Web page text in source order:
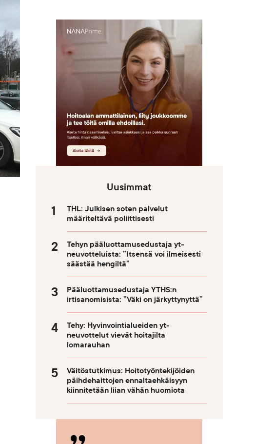
Uusimmat
THL: Julkisen soten palvelut
määriteltävä poliittisesti
Tehyn pääluottamusedustaja yt-
neuvotteluista: ”Itsensä voi ilmeisesti
säästää hengiltä”
Pääluottamusedustaja YTHS:n
irtisanomisista: ”Väki on järkyttynyttä”
Tehy: Hyvinvointialueiden yt-
neuvottelut vievät hoitajilta
lomarauhan
Väitöstutkimus: Hoitotyöntekijöiden
päihdehaittojen ennaltaehkäisyyn
kiinnitetään liian vähän huomiota